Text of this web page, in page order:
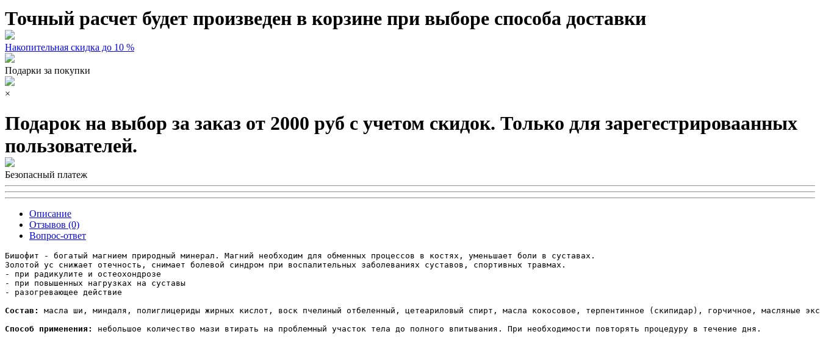
Точный расчет будет произведен в корзине при выборе способа доставки
Накопительная скидка до 10 %
Подарки за покупки
×
Подарок на выбор за заказ от 2000 руб с учетом скидок. Только для зарегестрироваанных
пользователей.
Безопасный платеж
Описание
Отзывов (0)
Вопрос-ответ
Бишофит - богатый магнием природный минерал. Магний необходим для обменных процессов в костях, уменьшает боли в суставах.
Золотой ус снижает отечность, снимает болевой синдром при воспалительных заболеваниях суставов, спортивных травмах.
- при радикулите и остеохондрозе
- при повышенных нагрузках на суставы
- разогревающее действие
Состав:
масла ши, миндаля, полиглицериды жирных кислот, воск пчелиный отбеленный, цетеариловый спирт, масла кокосовое, терпентинное (скипидар), горчичное,
Способ применения:
небольшое количество мази втирать на проблемный участок тела до полного впитывания. При необходимости повторять процедуру в течение дня.